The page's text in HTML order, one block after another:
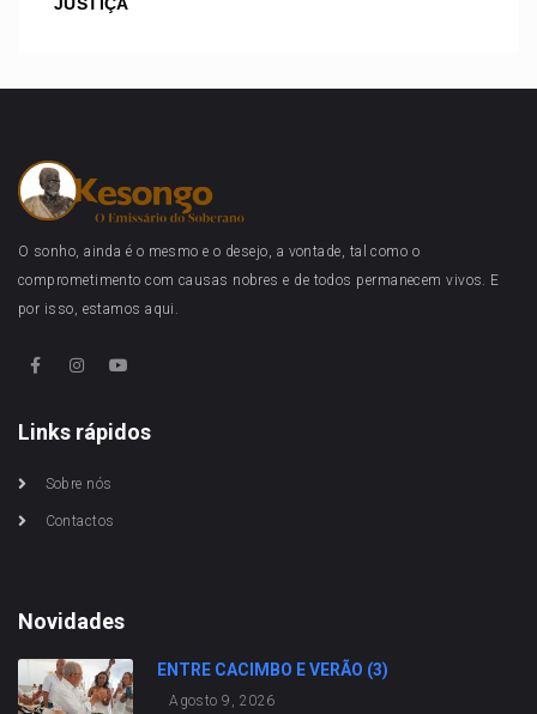
O sonho, ainda é o mesmo e o desejo, a vontade, tal como o
comprometimento com causas nobres e de todos permanecem vivos. E
por isso, estamos aqui.
Links rápidos
Sobre nós
Contactos
Novidades
ENTRE CACIMBO E VERÃO (3)
Agosto 9, 2026